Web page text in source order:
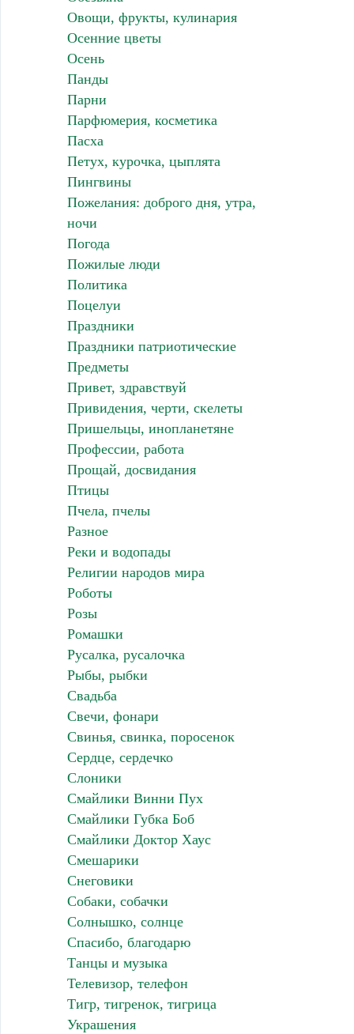
Овощи, фрукты, кулинария
Осенние цветы
Осень
Панды
Парни
Парфюмерия, косметика
Пасха
Петух, курочка, цыплята
Пингвины
Пожелания: доброго дня, утра,
ночи
Погода
Пожилые люди
Политика
Поцелуи
Праздники
Праздники патриотические
Предметы
Привет, здравствуй
Привидения, черти, скелеты
Пришельцы, инопланетяне
Профессии, работа
Прощай, досвидания
Птицы
Пчела, пчелы
Разное
Реки и водопады
Религии народов мира
Роботы
Розы
Ромашки
Русалка, русалочка
Рыбы, рыбки
Свадьба
Свечи, фонари
Свинья, свинка, поросенок
Сердце, сердечко
Слоники
Смайлики Винни Пух
Смайлики Губка Боб
Смайлики Доктор Хаус
Смешарики
Снеговики
Собаки, собачки
Солнышко, солнце
Спасибо, благодарю
Танцы и музыка
Телевизор, телефон
Тигр, тигренок, тигрица
Украшения